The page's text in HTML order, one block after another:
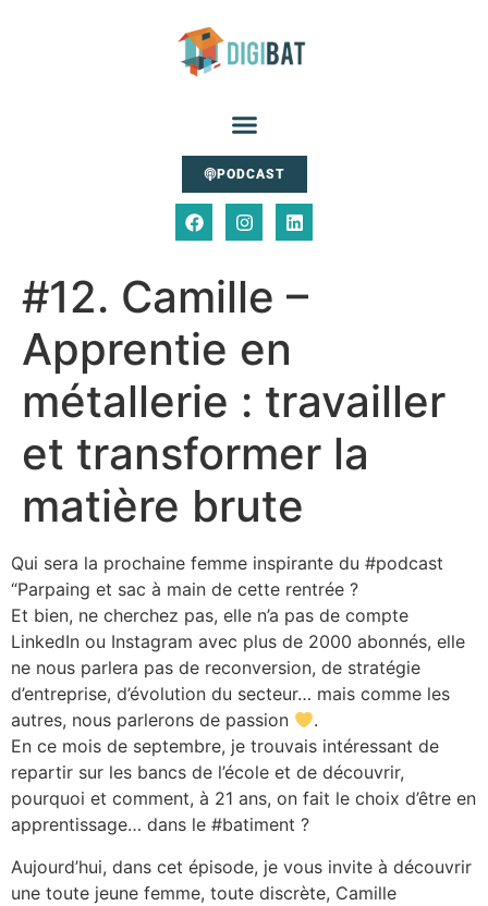
PODCAST
#12. Camille –
Apprentie en
métallerie : travailler
et transformer la
matière brute
Qui sera la prochaine femme inspirante du #podcast
“Parpaing et sac à main de cette rentrée ?
Et bien, ne cherchez pas, elle n’a pas de compte
LinkedIn ou Instagram avec plus de 2000 abonnés, elle
ne nous parlera pas de reconversion, de stratégie
d’entreprise, d’évolution du secteur… mais comme les
autres, nous parlerons de passion
.
En ce mois de septembre, je trouvais intéressant de
repartir sur les bancs de l’école et de découvrir,
pourquoi et comment, à 21 ans, on fait le choix d’être en
apprentissage… dans le #batiment ?
Aujourd’hui, dans cet épisode, je vous invite à découvrir
une toute jeune femme, toute discrète, Camille